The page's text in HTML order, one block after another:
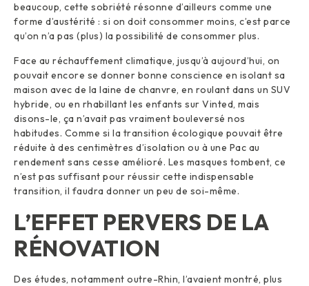
beaucoup, cette sobriété résonne d’ailleurs comme une
forme d’austérité : si on doit consommer moins, c’est parce
qu’on n’a pas (plus) la possibilité de consommer plus.
Face au réchauffement climatique, jusqu’à aujourd’hui, on
pouvait encore se donner bonne conscience en isolant sa
maison avec de la laine de chanvre, en roulant dans un SUV
hybride, ou en rhabillant les enfants sur Vinted, mais
disons-le, ça n’avait pas vraiment bouleversé nos
habitudes. Comme si la transition écologique pouvait être
réduite à des centimètres d’isolation ou à une Pac au
rendement sans cesse amélioré. Les masques tombent, ce
n’est pas suffisant pour réussir cette indispensable
transition, il faudra donner un peu de soi-même.
L’EFFET PERVERS DE LA
RÉNOVATION
Des études, notamment outre-Rhin, l’avaient montré, plus